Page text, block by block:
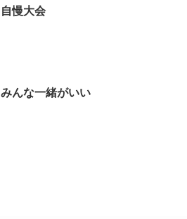
自慢大会
みんな一緒がいい